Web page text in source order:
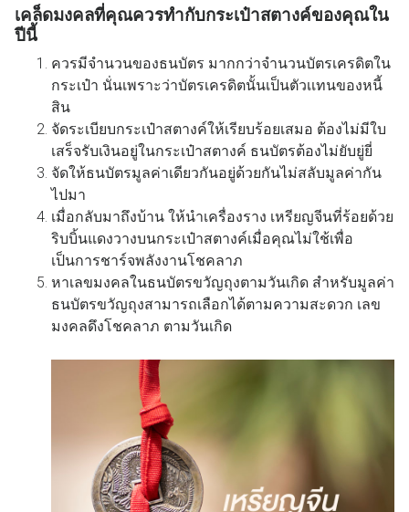
เคล็ดมงคลที่คุณควรทำกับกระเป๋าสตางค์ของคุณใน
ปีนี้
ควรมีจำนวนของธนบัตร มากกว่าจำนวนบัตรเครดิตใน
กระเป๋า นั่นเพราะว่าบัตรเครดิตนั้นเป็นตัวเเทนของหนี้
สิน
จัดระเบียบกระเป๋าสตางค์ให้เรียบร้อยเสมอ ต้องไม่มีใบ
เสร็จรับเงินอยู่ในกระเป๋าสตางค์ ธนบัตรต้องไม่ยับยู่ยี่
จัดให้ธนบัตรมูลค่าเดียวกันอยู่ด้วยกันไม่สลับมูลค่ากัน
ไปมา
เมื่อกลับมาถึงบ้าน ให้นำเครื่องราง เหรียญจีนที่ร้อยด้วย
ริบบิ้นแดงวางบนกระเป๋าสตางค์เมื่อคุณไม่ใช้เพื่อ
เป็นการชาร์จพลังงานโชคลาภ
หาเลขมงคลในธนบัตรขวัญถุงตามวันเกิด สำหรับมูลค่า
ธนบัตรขวัญถุงสามารถเลือกได้ตามความสะดวก เลข
มงคลดึงโชคลาภ ตามวันเกิด